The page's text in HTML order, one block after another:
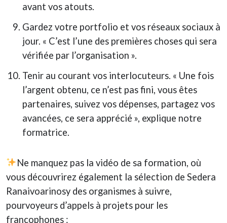
avant vos atouts.
Gardez votre portfolio et vos réseaux sociaux à
jour. « C’est l’une des premières choses qui sera
vérifiée par l’organisation ».
Tenir au courant vos interlocuteurs. « Une fois
l’argent obtenu, ce n’est pas fini, vous êtes
partenaires, suivez vos dépenses, partagez vos
avancées, ce sera apprécié », explique notre
formatrice.
Ne manquez pas la vidéo de sa formation, où
vous découvrirez également la sélection de Sedera
Ranaivoarinosy des organismes à suivre,
pourvoyeurs d’appels à projets pour les
francophones :